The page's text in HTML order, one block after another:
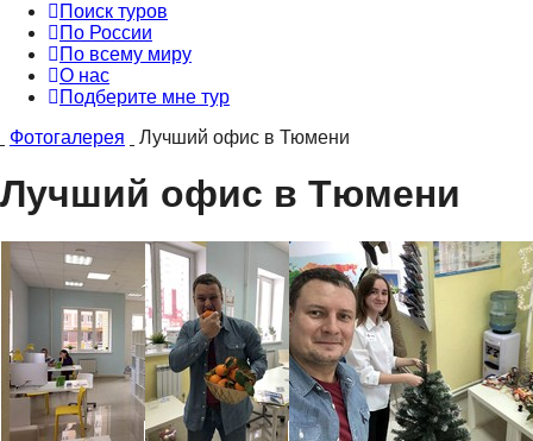
Поиск туров
По России
По всему миру
О нас
Подберите мне тур
Фотогалерея
Лучший офис в Тюмени
Лучший офис в Тюмени